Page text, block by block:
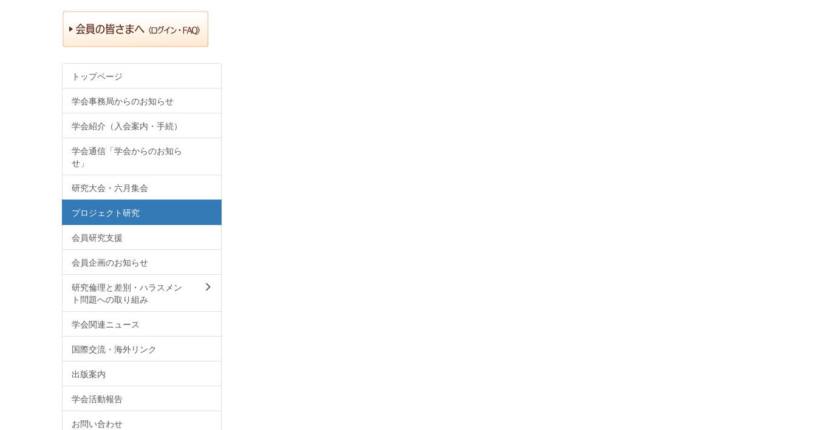
トップページ
学会事務局からのお知らせ
学会紹介（入会案内・手続）
学会通信「学会からのお知ら
せ」
研究大会・六月集会
プロジェクト研究
会員研究支援
会員企画のお知らせ
研究倫理と差別・ハラスメン
ト問題への取り組み
学会関連ニュース
国際交流・海外リンク
出版案内
学会活動報告
お問い合わせ